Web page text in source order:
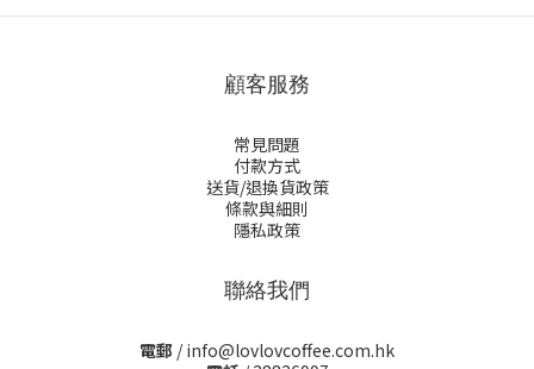
顧客服務
常見問題
付款方式
送貨/退換貨政策
條款與細則
隱私政策
聯絡我們
電郵 / info@lovlovcoffee.com.hk